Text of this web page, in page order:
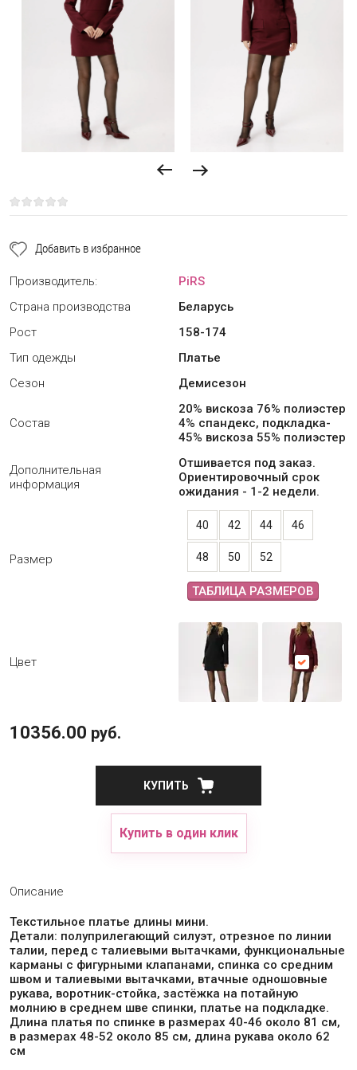
Добавить в избранное
Производитель:
PiRS
Страна производства
Беларусь
Рост
158-174
Тип одежды
Платье
Сезон
Демисезон
Состав
20% вискоза 76% полиэстер
4% спандекс, подкладка-
45% вискоза 55% полиэстер
Дополнительная
информация
Отшивается под заказ.
Ориентировочный срок
ожидания - 1-2 недели.
Размер
40 42 44 46
48 50 52
ТАБЛИЦА РАЗМЕРОВ
Цвет
10356.00 руб.
КУПИТЬ
Купить в один клик
Описание
Текстильное платье длины мини.
Детали: полуприлегающий силуэт, отрезное по линии
талии, перед с талиевыми вытачками, функциональные
карманы с фигурными клапанами, спинка со средним
швом и талиевыми вытачками, втачные одношовные
рукава, воротник-стойка, застёжка на потайную
молнию в среднем шве спинки, платье на подкладке.
Длина платья по спинке в размерах 40-46 около 81 см,
в размерах 48-52 около 85 см, длина рукава около 62
см